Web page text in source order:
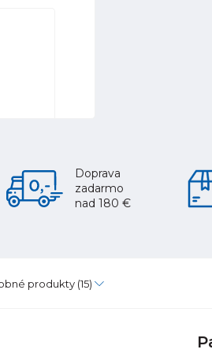
Doprava
zadarmo
nad 180 €
produkty (15)